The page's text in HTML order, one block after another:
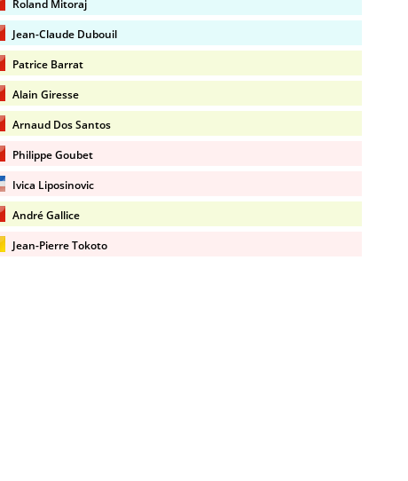
Roland Mitoraj
Jean-Claude Dubouil
Patrice Barrat
Alain Giresse
Arnaud Dos Santos
Philippe Goubet
Ivica Liposinovic
André Gallice
Jean-Pierre Tokoto